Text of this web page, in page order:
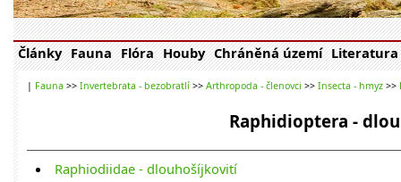
Články Fauna Flóra Houby Chráněná území Literatura
| Fauna >> Invertebrata - bezobratlí >> Arthropoda - členovci >> Insecta - hmyz >>
Raphidioptera -
Raphiodiidae - dlouhošíjkovití